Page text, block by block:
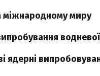
міжнародному миру
ядерні